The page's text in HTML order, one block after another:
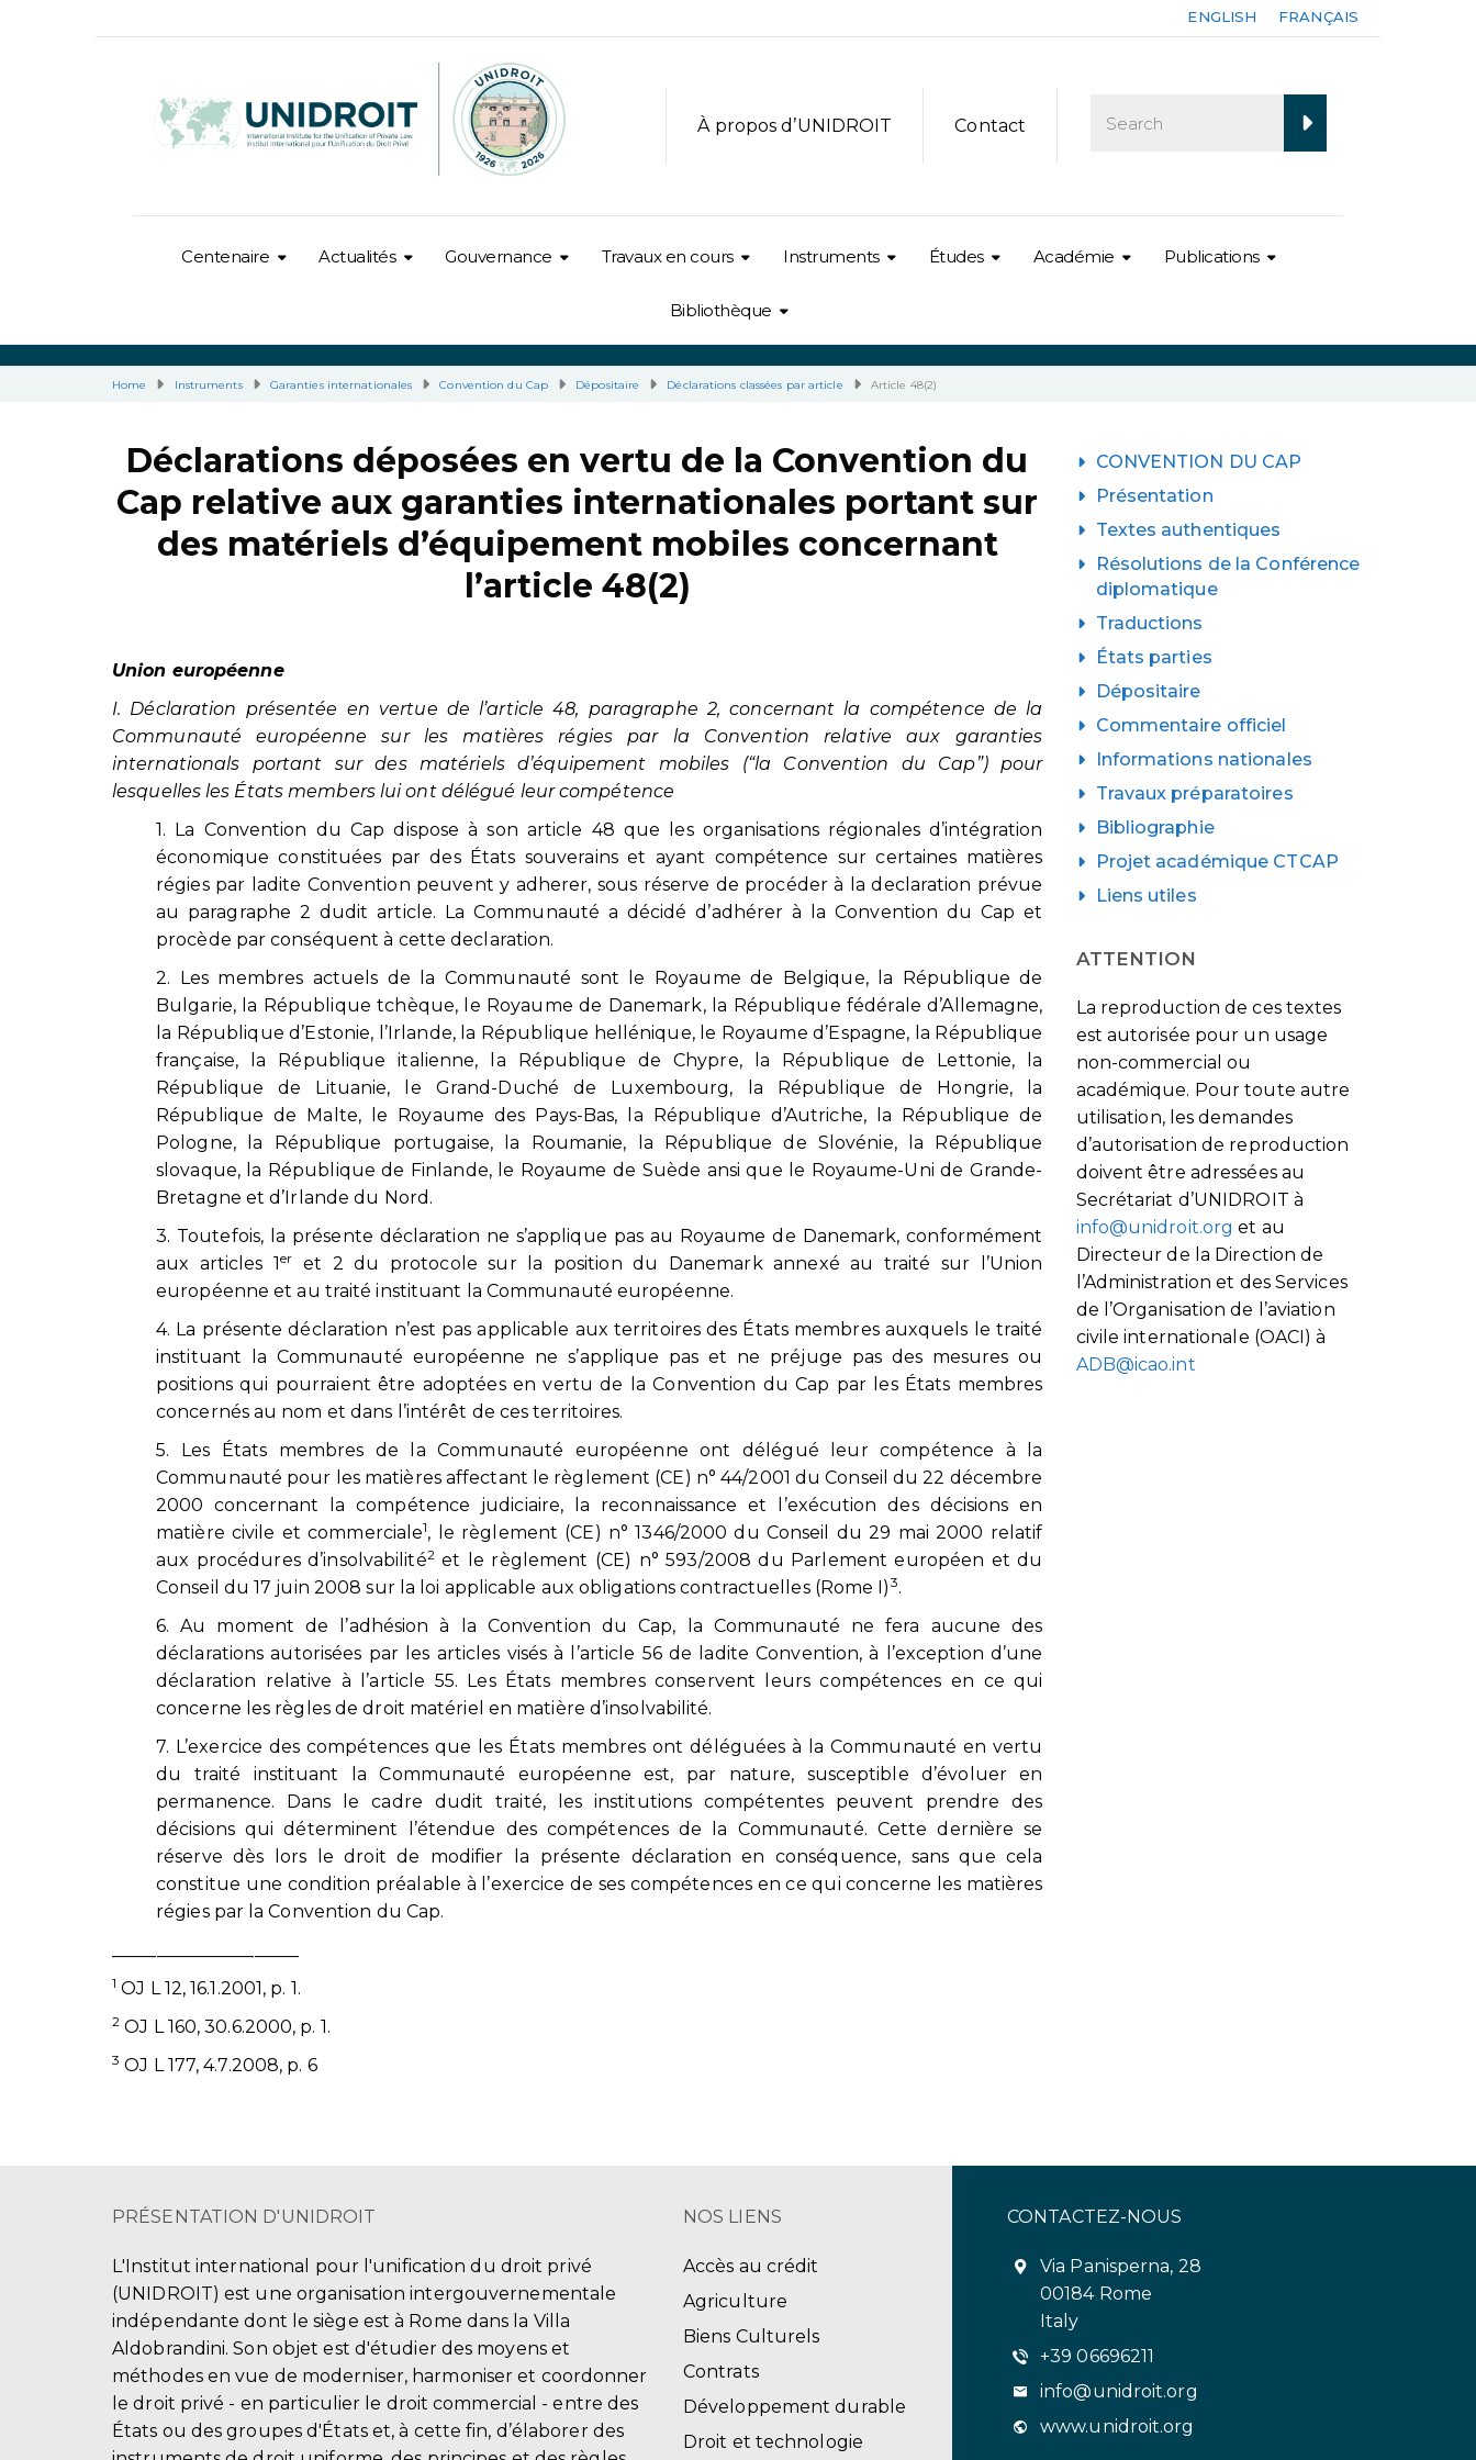
ENGLISH FRANÇAIS
À propos d’UNIDROIT Contact
Centenaire Actualités Gouvernance Travaux en cours Instruments Études Académie Publications
Bibliothèque
Home Instruments Garanties internationales Convention du Cap Dépositaire Déclarations classées par article Article 48(2)
Déclarations déposées en vertu de la Convention du
Cap relative aux garanties internationales portant sur
des matériels d’équipement mobiles concernant
l’article 48(2)
Union européenne
I. Déclaration présentée en vertue de l’article 48, paragraphe 2, concernant la compétence de la
Communauté européenne sur les matières régies par la Convention relative aux garanties
internationals portant sur des matériels d’équipement mobiles (“la Convention du Cap”) pour
lesquelles les États members lui ont délégué leur compétence
1. La Convention du Cap dispose à son article 48 que les organisations régionales d’intégration
économique constituées par des États souverains et ayant compétence sur certaines matières
régies par ladite Convention peuvent y adherer, sous réserve de procéder à la declaration prévue
au paragraphe 2 dudit article. La Communauté a décidé d’adhérer à la Convention du Cap et
procède par conséquent à cette declaration.
2. Les membres actuels de la Communauté sont le Royaume de Belgique, la République de
Bulgarie, la République tchèque, le Royaume de Danemark, la République fédérale d’Allemagne,
la République d’Estonie, l’Irlande, la République hellénique, le Royaume d’Espagne, la République
française, la République italienne, la République de Chypre, la République de Lettonie, la
République de Lituanie, le Grand-Duché de Luxembourg, la République de Hongrie, la
République de Malte, le Royaume des Pays-Bas, la République d’Autriche, la République de
Pologne, la République portugaise, la Roumanie, la République de Slovénie, la République
slovaque, la République de Finlande, le Royaume de Suède ansi que le Royaume-Uni de Grande-
Bretagne et d’Irlande du Nord.
3. Toutefois, la présente déclaration ne s’applique pas au Royaume de Danemark, conformément
aux articles 1er
et 2 du protocole sur la position du Danemark annexé au traité sur l’Union
européenne et au traité instituant la Communauté européenne.
4. La présente déclaration n’est pas applicable aux territoires des États membres auxquels le traité
instituant la Communauté européenne ne s’applique pas et ne préjuge pas des mesures ou
positions qui pourraient être adoptées en vertu de la Convention du Cap par les États membres
concernés au nom et dans l’intérêt de ces territoires.
5. Les États membres de la Communauté européenne ont délégué leur compétence à la
Communauté pour les matières affectant le règlement (CE) n° 44/2001 du Conseil du 22 décembre
2000 concernant la compétence judiciaire, la reconnaissance et l’exécution des décisions en
matière civile et commerciale1, le règlement (CE) n° 1346/2000 du Conseil du 29 mai 2000 relatif
aux procédures d’insolvabilité2et le règlement (CE) n° 593/2008 du Parlement européen et du
Conseil du 17 juin 2008 sur la loi applicable aux obligations contractuelles (Rome I) 3.
6. Au moment de l’adhésion à la Convention du Cap, la Communauté ne fera aucune des
déclarations autorisées par les articles visés à l’article 56 de ladite Convention, à l’exception d’une
déclaration relative à l’article 55. Les États membres conservent leurs compétences en ce qui
concerne les règles de droit matériel en matière d’insolvabilité.
7. L’exercice des compétences que les États membres ont déléguées à la Communauté en vertu
du traité instituant la Communauté européenne est, par nature, susceptible d’évoluer en
permanence. Dans le cadre dudit traité, les institutions compétentes peuvent prendre des
décisions qui déterminent l’étendue des compétences de la Communauté. Cette dernière se
réserve dès lors le droit de modifier la présente déclaration en conséquence, sans que cela
constitue une condition préalable à l’exercice de ses compétences en ce qui concerne les matières
régies par la Convention du Cap.
1 OJ L 12, 16.1.2001, p. 1.
2 OJ L 160, 30.6.2000, p. 1.
3 OJ L 177, 4.7.2008, p. 6
CONVENTION DU CAP
Présentation
Textes authentiques
Résolutions de la Conférence
diplomatique
Traductions
États parties
Dépositaire
Commentaire officiel
Informations nationales
Travaux préparatoires
Bibliographie
Projet académique CTCAP
Liens utiles
ATTENTION
La reproduction de ces textes
est autorisée pour un usage
non-commercial ou
académique. Pour toute autre
utilisation, les demandes
d’autorisation de reproduction
doivent être adressées au
Secrétariat d’UNIDROIT à
info@unidroit.org et au
Directeur de la Direction de
l’Administration et des Services
de l’Organisation de l’aviation
civile internationale (OACI) à
ADB@icao.int
PRÉSENTATION D'UNIDROIT
L'Institut international pour l'unification du droit privé
(UNIDROIT) est une organisation intergouvernementale
indépendante dont le siège est à Rome dans la Villa
Aldobrandini. Son objet est d'étudier des moyens et
méthodes en vue de moderniser, harmoniser et coordonner
le droit privé - en particulier le droit commercial - entre des
États ou des groupes d'États et, à cette fin, d’élaborer des
NOS LIENS
Accès au crédit
Agriculture
Biens Culturels
Contrats
Développement durable
Droit et technologie
CONTACTEZ-NOUS
Via Panisperna, 28
00184 Rome
Italy
+39 06696211
info@unidroit.org
www.unidroit.org